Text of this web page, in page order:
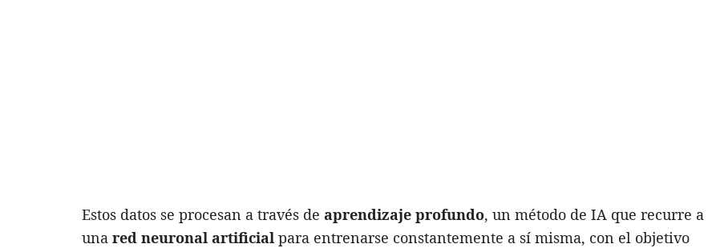
Estos datos se procesan a través de aprendizaje profundo, un método de IA que recurre a
una red neuronal artificial para entrenarse constantemente a sí misma, con el objetivo